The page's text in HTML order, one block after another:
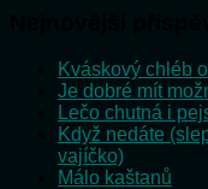
Kváskový chléb
Je dobré mít
Lečo chutná i
Když nedáte
vajíčko)
Málo kaštanů